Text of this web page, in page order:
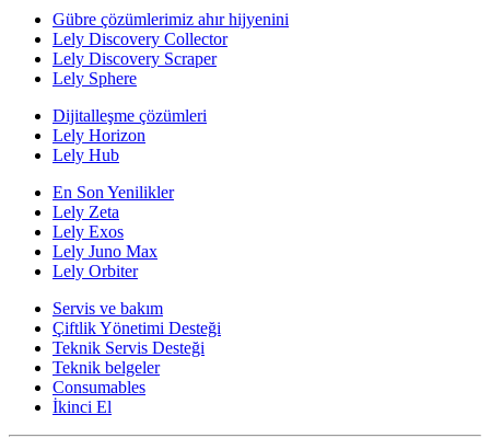
Gübre çözümlerimiz ahır hijyenini
Lely Discovery Collector
Lely Discovery Scraper
Lely Sphere
Dijitalleşme çözümleri
Lely Horizon
Lely Hub
En Son Yenilikler
Lely Zeta
Lely Exos
Lely Juno Max
Lely Orbiter
Servis ve bakım
Çiftlik Yönetimi Desteği
Teknik Servis Desteği
Teknik belgeler
Consumables
İkinci El